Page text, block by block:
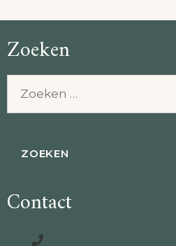
Zoeken
Contact